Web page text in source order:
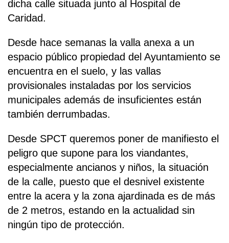
dicha calle situada junto al Hospital de
Caridad.
Desde hace semanas la valla anexa a un
espacio público propiedad del Ayuntamiento se
encuentra en el suelo, y las vallas
provisionales instaladas por los servicios
municipales además de insuficientes están
también derrumbadas.
Desde SPCT queremos poner de manifiesto el
peligro que supone para los viandantes,
especialmente ancianos y niños, la situación
de la calle, puesto que el desnivel existente
entre la acera y la zona ajardinada es de más
de 2 metros, estando en la actualidad sin
ningún tipo de protección.